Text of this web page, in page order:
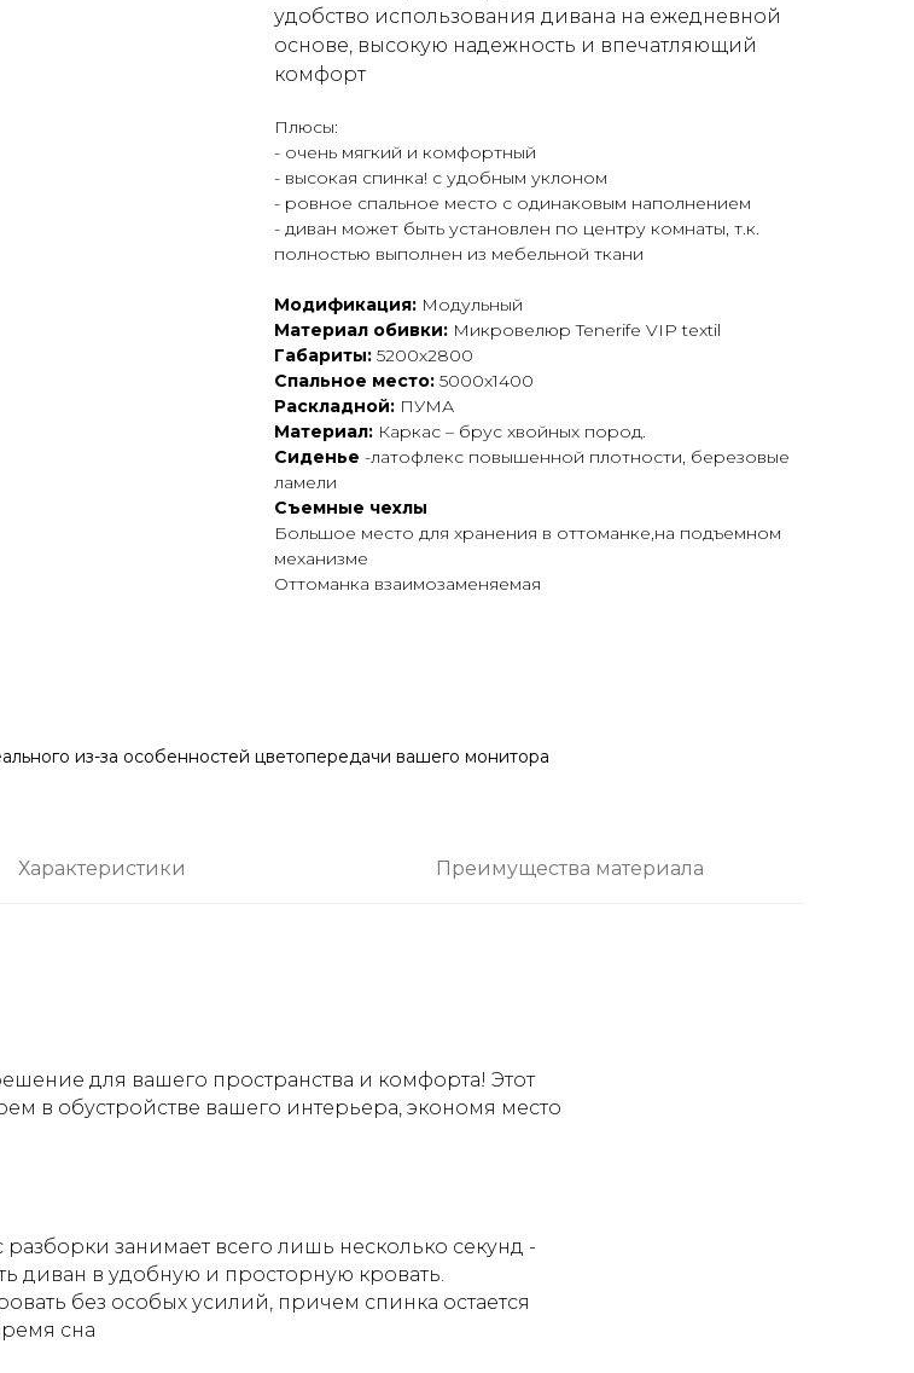
удобство использования дивана на ежедневной
основе, высокую надежность и впечатляющий
комфорт
Плюсы:
- очень мягкий и комфортный
- высокая спинка! с удобным уклоном
- ровное спальное место с одинаковым наполнением
- диван может быть установлен по центру комнаты, т.к.
полностью выполнен из мебельной ткани
Модификация: Модульный
Материал обивки: Микровелюр Tenerife VIP textil
Габариты: 5200х2800
Спальное место: 5000х1400
Раскладной: ПУМА
Материал: Каркас – брус хвойных пород.
Сиденье -латофлекс повышенной плотности, березовые
ламели
Съемные чехлы
Большое место для хранения в оттоманке,на подъемном
механизме
Оттоманка взаимозаменяемая
из-за особенностей цветопередачи вашего монитора
Характеристики Преимущества материала
для вашего пространства и комфорта! Этот
в обустройстве вашего интерьера, экономя место
занимает всего лишь несколько секунд -
диван в удобную и просторную кровать.
без особых усилий, причем спинка остается
сна